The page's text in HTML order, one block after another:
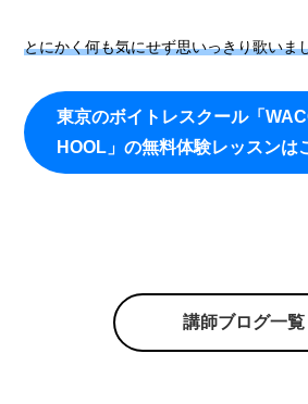
とにかく何も気にせず思いっきり歌いま
東京のボイトレスクール「
HOOL」の無料体験レッスンは
講師ブログ一覧